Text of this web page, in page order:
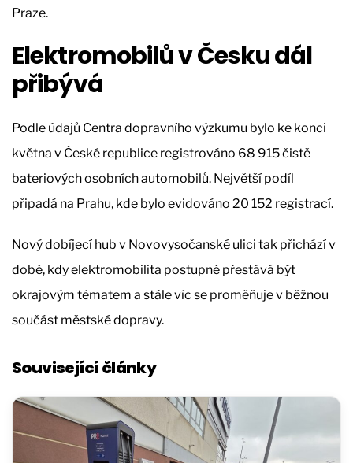
Praze.
Elektromobilů v Česku dál
přibývá
Podle údajů Centra dopravního výzkumu bylo ke konci
května v České republice registrováno 68 915 čistě
bateriových osobních automobilů. Největší podíl
připadá na Prahu, kde bylo evidováno 20 152 registrací.
Nový dobíjecí hub v Novovysočanské ulici tak přichází v
době, kdy elektromobilita postupně přestává být
okrajovým tématem a stále víc se proměňuje v běžnou
součást městské dopravy.
Související články